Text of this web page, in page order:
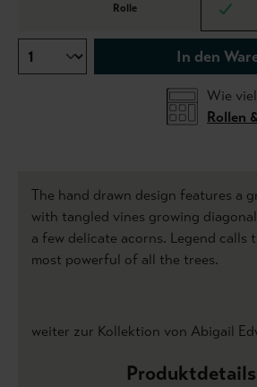
Rolle
In den
Wie
Rollen
The hand drawn design features a
with tangled vines growing
a few delicate acorns. Legend calls
most powerful of all the trees.
weiter zur Kollektion von Abigail
Produktdetails